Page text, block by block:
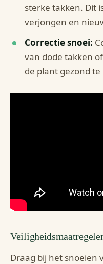
sterke takken. Dit
verjongen en
Correctie snoei:
van dode takken
de plant gezond
Draag bij het snoeien